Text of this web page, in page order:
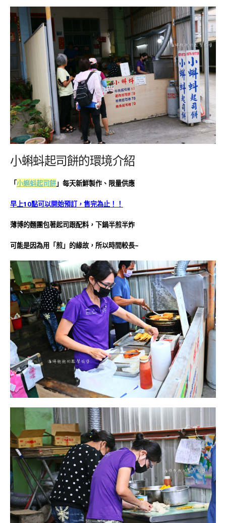
小蝌蚪起司餅的環境介紹
「 小蝌蚪起司餅」每天新鮮製作、限量供應
早上10點可以開始預訂，售完為止！！
薄博的麵團包著起司跟配料，下鍋半煎半炸
可能是因為用「煎」的緣故，所以時間較長~